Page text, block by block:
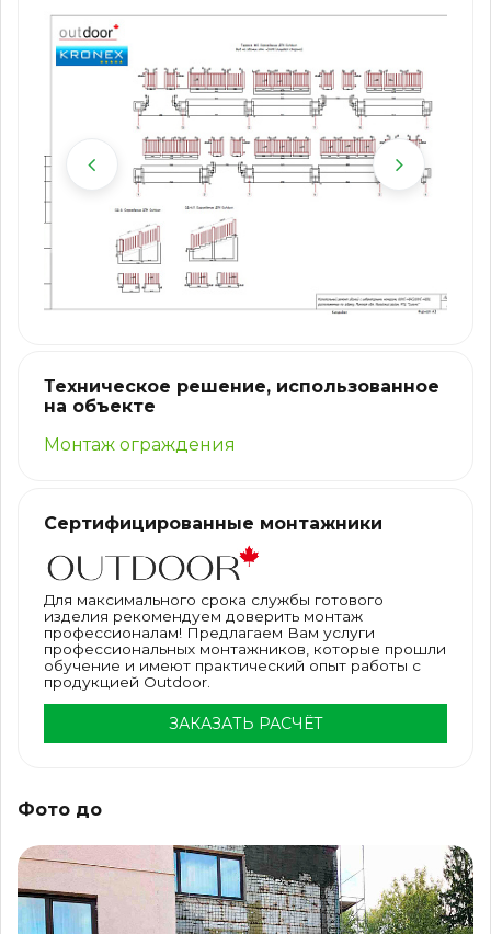
Техническое решение, использованное
на объекте
Монтаж ограждения
Сертифицированные монтажники
Для максимального срока службы готового
изделия рекомендуем доверить монтаж
профессионалам! Предлагаем Вам услуги
профессиональных монтажников, которые прошли
обучение и имеют практический опыт работы с
продукцией Outdoor.
ЗАКАЗАТЬ РАСЧЁТ
Фото до